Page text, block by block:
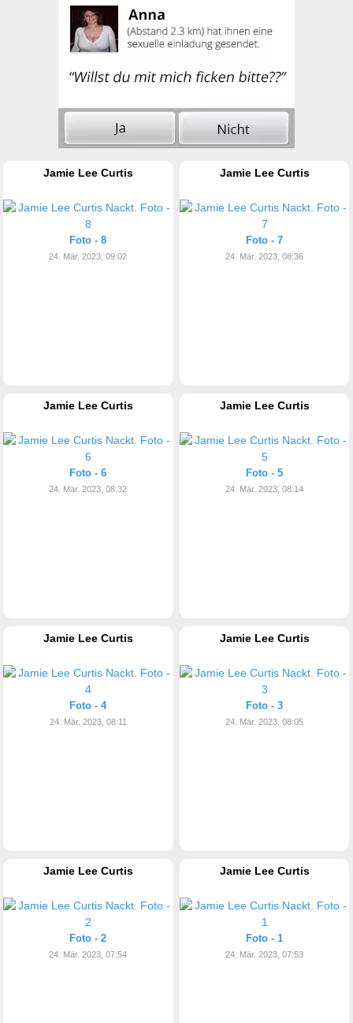
Jamie Lee Curtis
Foto - 8
24. Mär. 2023, 09:02
Jamie Lee Curtis
Foto - 7
24. Mär. 2023, 08:36
Jamie Lee Curtis
Foto - 6
24. Mär. 2023, 08:32
Jamie Lee Curtis
Foto - 5
24. Mär. 2023, 08:14
Jamie Lee Curtis
Foto - 4
24. Mär. 2023, 08:11
Jamie Lee Curtis
Foto - 3
24. Mär. 2023, 08:05
Jamie Lee Curtis
Foto - 2
24. Mär. 2023, 07:54
Jamie Lee Curtis
Foto - 1
24. Mär. 2023, 07:53